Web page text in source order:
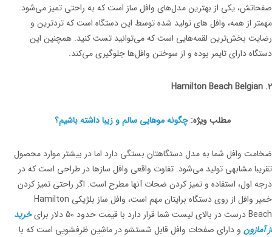
صفحاتش، یکی از بهترین مدل‌های وافل ساز است که به راحتی تمیز می‌شود.
مهمتر از همه، وافل های تولید شده توسط این دستگاه است که تردترین و
رضایت بخش‌ترین لقمه‌هایی است که می‌توانید تست کنید. همچنین این
دستگاه دارای تایمر بوده و از سوختن وافل‌ها جلوگیری می‌کند.
2. Hamilton Beach Belgian
مطلب ویژه: چگونه موهایی سالم و زیبا داشته باشیم؟
ضخامت وافل شما به مدل دستگاهتان بستگی دارد اما در بیشتر موارد محصول
تقریبا مشابهی تولید می‌شود. تفاوت واقعی وافل سازها در طراحی است که در
درجه اول، استفاده و تمیز کردن ضحات آنها مطرح است. اگر راحتی تمیز کردن
خمیر وافل از روی دستگاه برایتان مهم است، وافل ساز بلژیکی Hamilton
Beach درست در بالای لیست شما قرار دارد با قیمت حدود 50 دلار برای
خرید
از آمازون و دارای صفحات وافل قابل شستشو در ماشین ظرفشویی است که با